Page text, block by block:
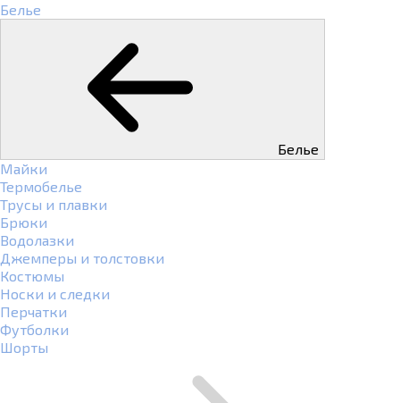
Белье
Белье
Майки
Термобелье
Трусы и плавки
Брюки
Водолазки
Джемперы и толстовки
Костюмы
Носки и следки
Перчатки
Футболки
Шорты